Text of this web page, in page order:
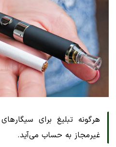
هرگونه تبلیغ برای
غیرمجاز به حساب می‌آید.